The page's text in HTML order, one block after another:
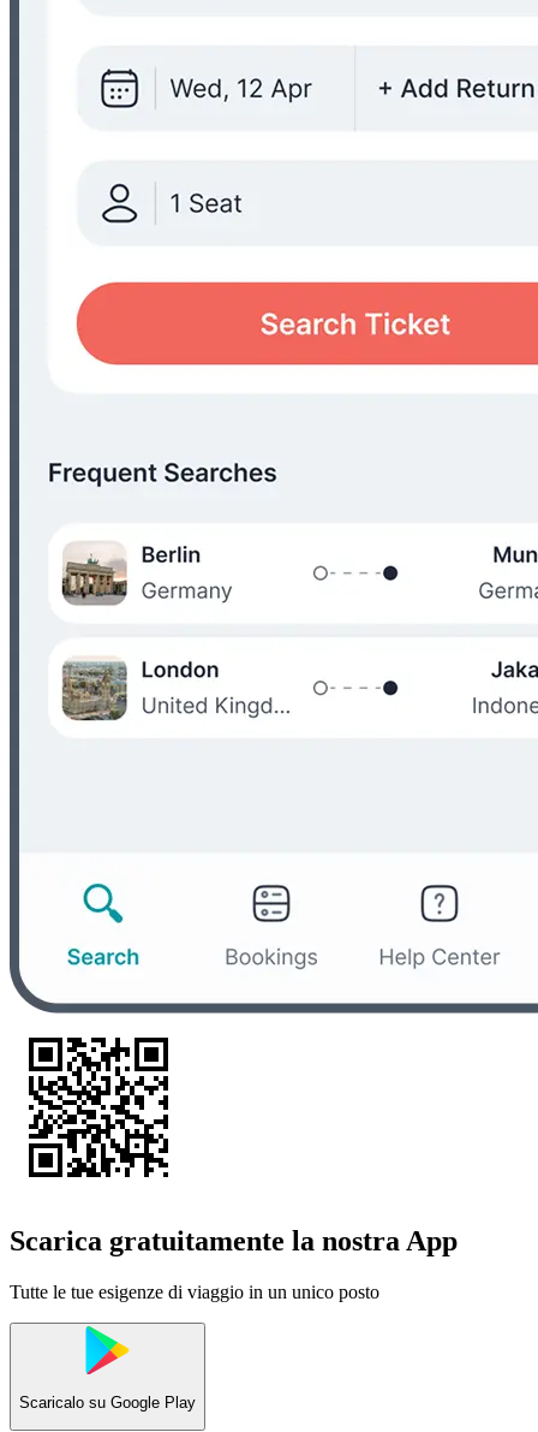
Scarica gratuitamente la nostra App
Tutte le tue esigenze di viaggio in un unico posto
Scaricalo su Google Play